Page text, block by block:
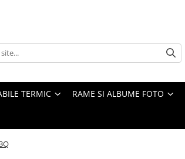
TERMIC RAME SI ALBUME FOTO